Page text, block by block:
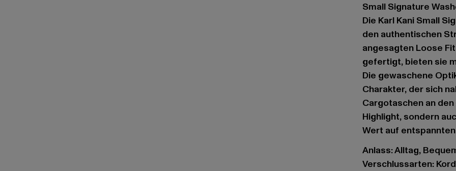
Small Signature
Die Karl Kani Small
den authentischen
angesagten Loose
gefertigt, bieten sie
Die gewaschene
Charakter, der sich
Cargotaschen an
Highlight, sondern
Wert auf
Anlass: Alltag,
Verschlussarten: